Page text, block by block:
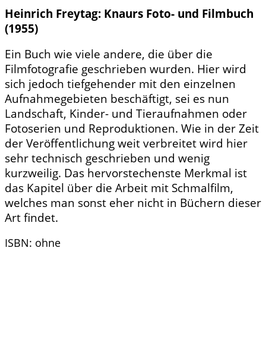
Heinrich Freytag: Knaurs Foto- und Filmbuch
(1955)
Ein Buch wie viele andere, die über die
Filmfotografie geschrieben wurden. Hier wird
sich jedoch tiefgehender mit den einzelnen
Aufnahmegebieten beschäftigt, sei es nun
Landschaft, Kinder- und Tieraufnahmen oder
Fotoserien und Reproduktionen. Wie in der Zeit
der Veröffentlichung weit verbreitet wird hier
sehr technisch geschrieben und wenig
kurzweilig. Das hervorstechenste Merkmal ist
das Kapitel über die Arbeit mit Schmalfilm,
welches man sonst eher nicht in Büchern dieser
Art findet.
ISBN: ohne